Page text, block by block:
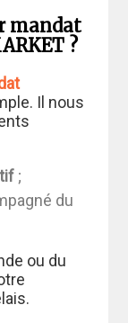
mandat
?
Il nous
;
du
ou du